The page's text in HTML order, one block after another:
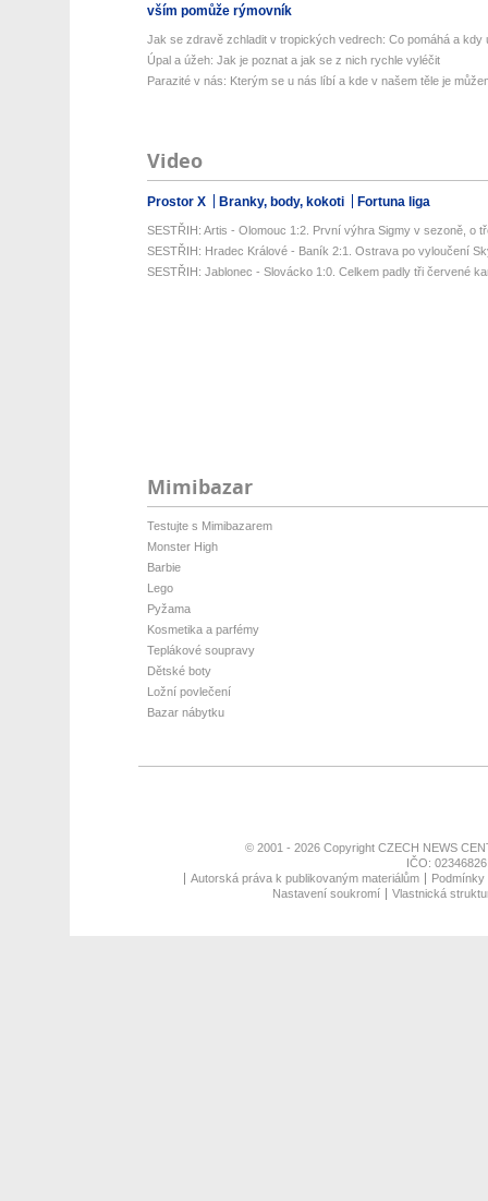
vším pomůže rýmovník
Jak se zdravě zchladit v tropických vedrech: Co pomáhá a kdy
Úpal a úžeh: Jak je poznat a jak se z nich rychle vyléčit
Parazité v nás: Kterým se u nás líbí a kde v našem těle je
Video
Prostor X Branky, body, kokoti Fortuna liga
SESTŘIH: Artis - Olomouc 1:2. První výhra Sigmy v sezoně, o
SESTŘIH: Hradec Králové - Baník 2:1. Ostrava po vyloučení
SESTŘIH: Jablonec - Slovácko 1:0. Celkem padly tři červené
Mimibazar
Testujte s Mimibazarem
Monster High
Barbie
Lego
Pyžama
Kosmetika a parfémy
Teplákové soupravy
Dětské boty
Ložní povlečení
Bazar nábytku
© 2001 - 2026 Copyright CZECH NEWS
IČO:
Autorská práva k publikovaným materiálům
Nastavení soukromí
Vlastnická